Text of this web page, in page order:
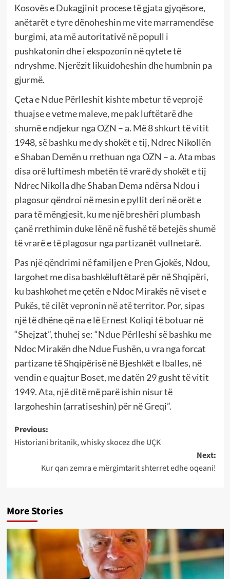
Kosovës e Dukagjinit procese të gjata gjyqësore,
anëtarët e tyre dënoheshin me vite marramendëse
burgimi, ata më autoritativë në popull i
pushkatonin dhe i ekspozonin në qytete të
ndryshme. Njerëzit likuidoheshin dhe humbnin pa
gjurmë.
Çeta e Ndue Përlleshit kishte mbetur të veprojë
thuajse e vetme maleve, me pak luftëtarë dhe
shumë e ndjekur nga OZN – a. Më 8 shkurt të vitit
1948, së bashku me dy shokët e tij, Ndrec Nikollën
e Shaban Demën u rrethuan nga OZN – a. Ata mbas
disa orë luftimesh mbetën të vrarë dy shokët e tij
Ndrec Nikolla dhe Shaban Dema ndërsa Ndou i
plagosur qëndroi në mesin e pyllit deri në orët e
para të mëngjesit, ku me një breshëri plumbash
çanë rrethimin duke lënë në fushë të betejës shumë
të vrarë e të plagosur nga partizanët vullnetarë.
Pas një qëndrimi në familjen e Pren Gjokës, Ndou,
largohet me disa bashkëluftëtarë për në Shqipëri,
ku bashkohet me çetën e Ndoc Mirakës në viset e
Pukës, të cilët vepronin në atë territor. Por, sipas
një të dhëne që na e lë Ernest Koliqi të botuar në
“Shejzat”, thuhej se: “Ndue Përlleshi së bashku me
Ndoc Mirakën dhe Ndue Fushën, u vra nga forcat
partizane të Shqipërisë në Bjeshkët e Iballes, në
vendin e quajtur Boset, me datën 29 gusht të vitit
1949. Ata, një ditë më parë ishin nisur të
largoheshin (arratiseshin) për në Greqi”.
Post
navigation
Previous:
Historiani britanik, whisky skocez dhe UÇK
Next:
Kur qan zemra e mërgimtarit shterret edhe oqeani!
More Stories